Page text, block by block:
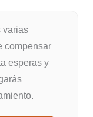
varias
compensar
esperas y